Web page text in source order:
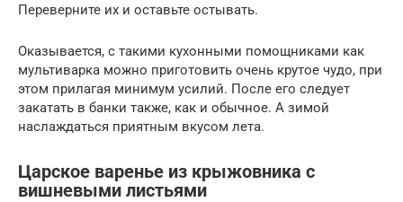
Переверните их и оставьте остывать.
Оказывается, с такими кухонными помощниками как
мультиварка можно приготовить очень крутое чудо, при
этом прилагая минимум усилий. После его следует
закатать в банки также, как и обычное. А зимой
наслаждаться приятным вкусом лета.
Царское варенье из крыжовника с
вишневыми листьями